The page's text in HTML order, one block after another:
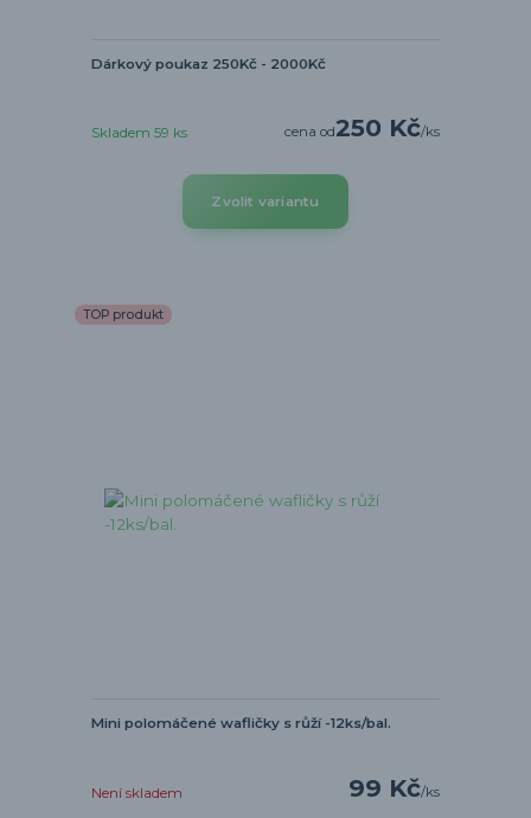
Dárkový poukaz 250Kč - 2000Kč
cena od250 Kč/ks
Skladem 59 ks
Zvolit variantu
TOP produkt
Mini polomáčené wafličky s růží -12ks/bal.
99 Kč/ks
Není skladem